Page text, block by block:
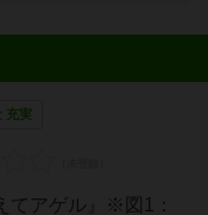
充実
てアゲル』※図1：